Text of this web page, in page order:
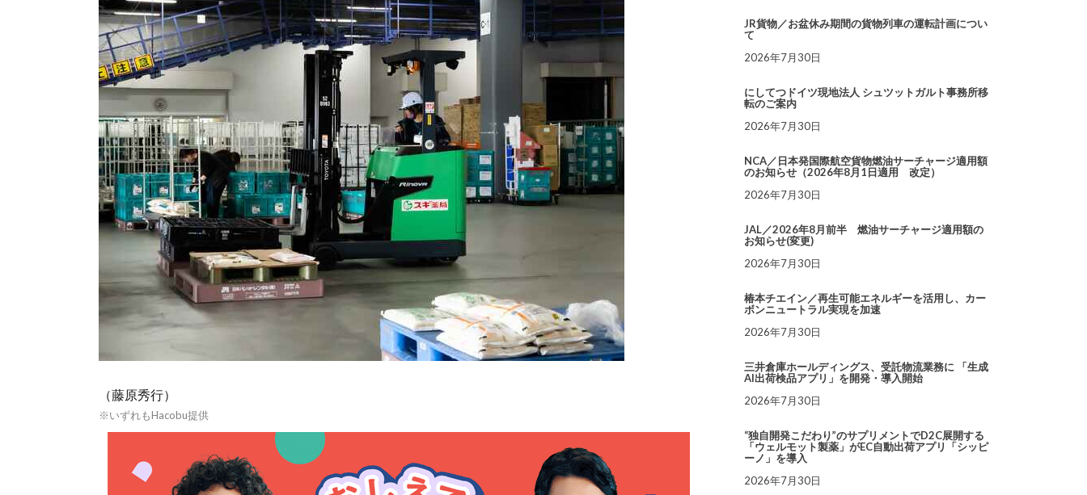
（藤原秀行）
※いずれもHacobu提供
JR貨物／お盆休み期間の貨物列車の運転計画につい
て
2026年7月30日
にしてつドイツ現地法人 シュツットガルト事務所移
転のご案内
2026年7月30日
NCA／日本発国際航空貨物燃油サーチャージ適用額
のお知らせ（2026年8月1日適用 改定）
2026年7月30日
JAL／2026年8月前半 燃油サーチャージ適用額の
お知らせ(変更)
2026年7月30日
椿本チエイン／再生可能エネルギーを活用し、カー
ボンニュートラル実現を加速
2026年7月30日
三井倉庫ホールディングス、受託物流業務に 「生成
AI出荷検品アプリ」を開発・導入開始
2026年7月30日
“独自開発こだわり”のサプリメントでD2C展開する
「ウェルモット製薬」がEC自動出荷アプリ「シッピ
ーノ」を導入
2026年7月30日